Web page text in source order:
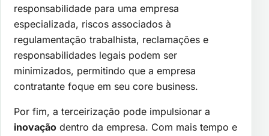
responsabilidade para uma empresa
especializada, riscos associados à
regulamentação trabalhista, reclamações e
responsabilidades legais podem ser
minimizados, permitindo que a empresa
contratante foque em seu core business.
Por fim, a terceirização pode impulsionar a
inovação dentro da empresa. Com mais tempo e